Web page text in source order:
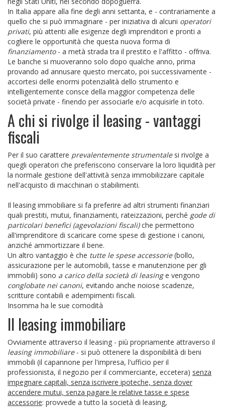
In Italia appare alla fine degli anni settanta, e - contrariamente a
quello che si può immaginare - per iniziativa di alcuni operatori
privati, più attenti alle esigenze degli imprenditori e pronti a
cogliere le opportunità che questa nuova forma di
finanziamento- a metà strada tra il prestito e l'affitto - offriva.
Le banche si muoveranno solo dopo qualche anno, prima
provando ad annusare questo mercato, poi successivamente -
accortesi delle enormi potenzialità dello strumento e
intelligentemente consce della maggior competenza delle
società private - finendo per associarle e/o acquisirle in toto.
A chi si rivolge il leasing - vantaggi
fiscali
Per il suo carattere prevalentemente strumentalesi rivolge a
quegli operatori che preferiscono conservare la loro liquidità per
la normale gestione dell'attività senza immobilizzare capitale
nell'acquisto di macchinari o stabilimenti.
Il leasing immobiliare si fa preferire ad altri strumenti finanziari
quali prestiti, mutui, finanziamenti, rateizzazioni, perché gode di
particolari benefici (agevolazioni fiscali)che permettono
all'imprenditore di scaricare come spese di gestione i canoni,
anziché ammortizzare il bene.
Un altro vantaggio è che tutte le spese accessorie(bollo,
assicurazione per le automobili, tasse e manutenzione per gli
immobili) sono a carico della società di leasinge vengono
conglobate nei canoni, evitando anche noiose scadenze,
scritture contabili e adempimenti fiscali.
Insomma ha le sue comodità
Il leasing immobiliare
Ovviamente attraverso il leasing - più propriamente attraverso il
leasing immobiliare- si può ottenere la disponibilità di beni
immobili (il capannone per l'impresa, l'ufficio per il
professionista, il negozio per il commerciante, eccetera) senza
impegnare capitali, senza iscrivere ipoteche, senza dover
accendere mutui, senza pagare le relative tasse e spese
accessorie: provvede a tutto la società di leasing,